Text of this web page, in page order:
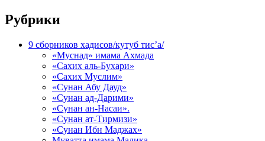
Рубрики
9 сборников хадисов/кутуб тис’а/
«Муснад» имама Ахмада
«Сахих аль-Бухари»
«Сахих Муслим»
«Сунан Абу Дауд»
«Сунан ад-Дарими»
«Сунан ан-Насаи».
«Сунан ат-Тирмизи»
«Сунан Ибн Маджах»